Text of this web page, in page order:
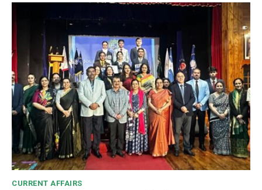
CURRENT AFFAIRS